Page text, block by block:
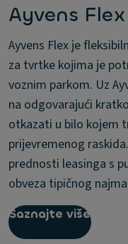
Ayvens Flex
Ayvens Flex je
za tvrtke kojima je
voznim parkom. Uz
na odgovarajući
otkazati u bilo kojem
prijevremenog
prednosti leasinga s
obveza tipičnog
Saznajte više